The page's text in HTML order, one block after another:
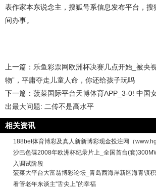
表作家本东说念主，搜狐号系信息发布平台，
间办事。
上一篇： 乐鱼彩票网欧洲杯决赛几点开始_被央
物”，平庸夺走儿童人命，你还给孩子玩吗
下一篇： 菠菜国际平台天博体育APP_3-0! 中国
出最大问题: 二传不是高水平
相关资讯
188bet体育博彩及真人新新博彩现金投注网（
沙巴色碟2008年欧洲杯纪录片上_全国首台(套
入调试阶段
菠菜大平台大富翁博彩论坛_青岛西海岸新区海青镇
看管老年东谈主“舌尖上”的幸福